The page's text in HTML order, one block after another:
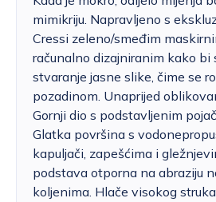
mimikriju. Napravljeno s
Cressi zeleno/smeđim
računalno dizajniranim kako bi
stvaranje jasne slike, čime se
pozadinom. Unaprijed
Gornji dio s podstavljenim
Glatka površina s
kapuljači, zapešćima i
podstava otporna na abraziju
koljenima. Hlače visokog